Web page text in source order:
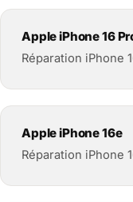
Apple iPhone 16
Réparation iPhone
Apple iPhone 16e
Réparation iPhone